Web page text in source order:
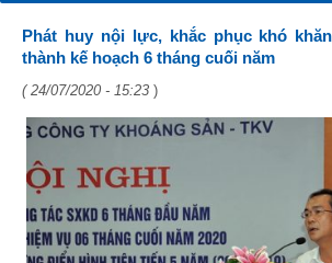
Phát huy nội lực, khắc phục khó
thành kế hoạch 6 tháng cuối năm
( 24/07/2020 - 15:23 )